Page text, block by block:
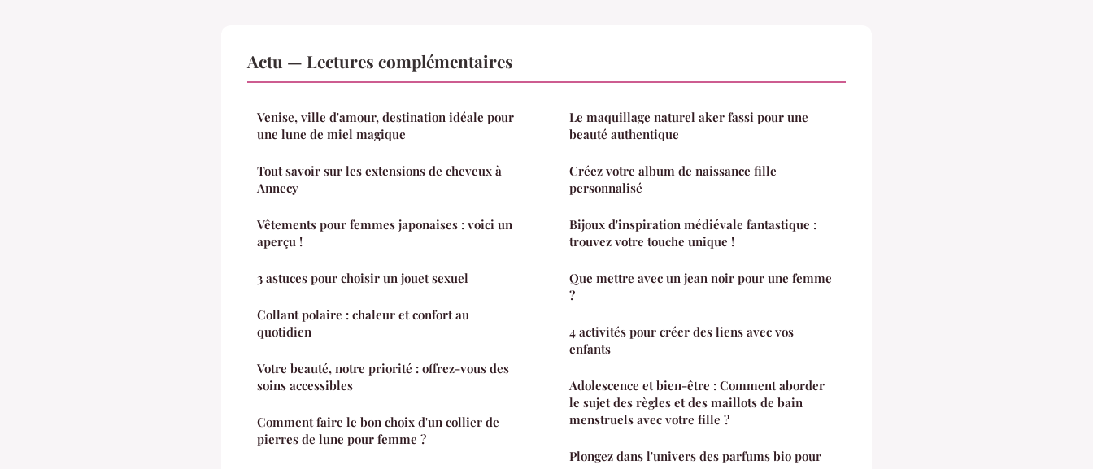
Actu — Lectures complémentaires
Venise, ville d'amour, destination idéale pour
une lune de miel magique
Tout savoir sur les extensions de cheveux à
Annecy
Vêtements pour femmes japonaises : voici un
aperçu !
3 astuces pour choisir un jouet sexuel
Collant polaire : chaleur et confort au
quotidien
Votre beauté, notre priorité : offrez-vous des
soins accessibles
Comment faire le bon choix d'un collier de
pierres de lune pour femme ?
Le maquillage naturel aker fassi pour une
beauté authentique
Créez votre album de naissance fille
personnalisé
Bijoux d'inspiration médiévale fantastique :
trouvez votre touche unique !
Que mettre avec un jean noir pour une femme
?
4 activités pour créer des liens avec vos
enfants
Adolescence et bien-être : Comment aborder
le sujet des règles et des maillots de bain
menstruels avec votre fille ?
Plongez dans l'univers des parfums bio pour